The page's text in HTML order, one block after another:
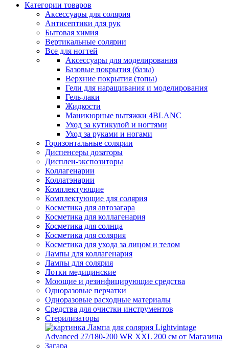
Категории товаров
Аксессуары для солярия
Антисептики для рук
Бытовая химия
Вертикальные солярии
Все для ногтей
Аксессуары для моделирования
Базовые покрытия (базы)
Верхние покрытия (топы)
Гели для наращивания и моделирования
Гель-лаки
Жидкости
Маникюрные вытяжки 4BLANC
Уход за кутикулой и ногтями
Уход за руками и ногами
Горизонтальные солярии
Диспенсеры дозаторы
Дисплеи-экспозиторы
Коллагенарии
Коллатэнарии
Комплектующие
Комплектующие для солярия
Косметика для автозагара
Косметика для коллагенария
Косметика для солнца
Косметика для солярия
Косметика для ухода за лицом и телом
Лампы для коллагенария
Лампы для солярия
Лотки медицинские
Моющие и дезинфицирующие средства
Одноразовые перчатки
Одноразовые расходные материалы
Средства для очистки инструментов
Стерилизаторы